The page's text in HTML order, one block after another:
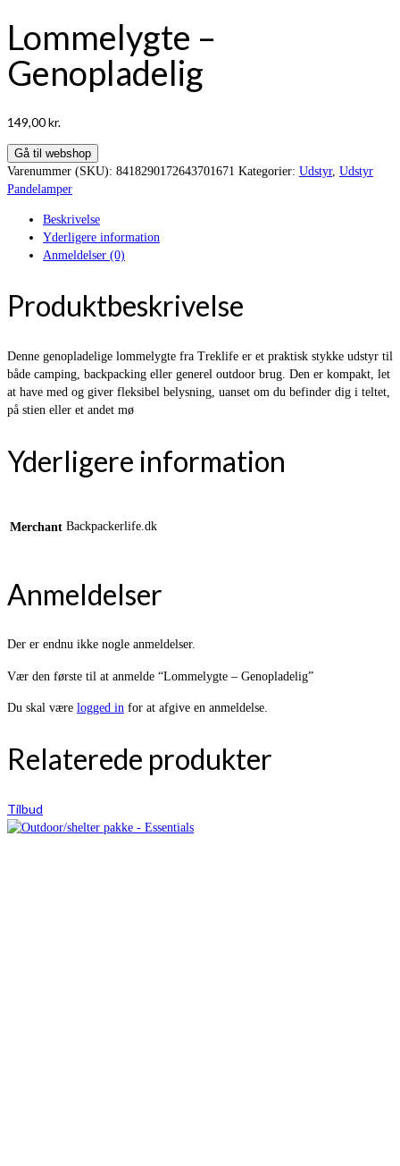
Lommelygte –
Genopladelig
149,00kr.
Gå til webshop
Varenummer (SKU): 8418290172643701671 Kategorier: Udstyr, Udstyr
Pandelamper
Beskrivelse
Yderligere information
Anmeldelser (0)
Produktbeskrivelse
Denne genopladelige lommelygte fra Treklife er et praktisk stykke udstyr til
både camping, backpacking eller generel outdoor brug. Den er kompakt, let
at have med og giver fleksibel belysning, uanset om du befinder dig i teltet,
på stien eller et andet mø
Yderligere information
Merchant Backpackerlife.dk
Anmeldelser
Der er endnu ikke nogle anmeldelser.
Vær den første til at anmelde “Lommelygte – Genopladelig”
Du skal være logged in for at afgive en anmeldelse.
Relaterede produkter
Tilbud